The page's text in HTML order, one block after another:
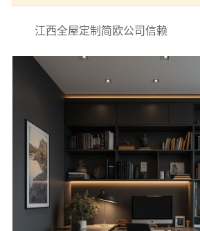
江西全屋定制简欧公司信赖